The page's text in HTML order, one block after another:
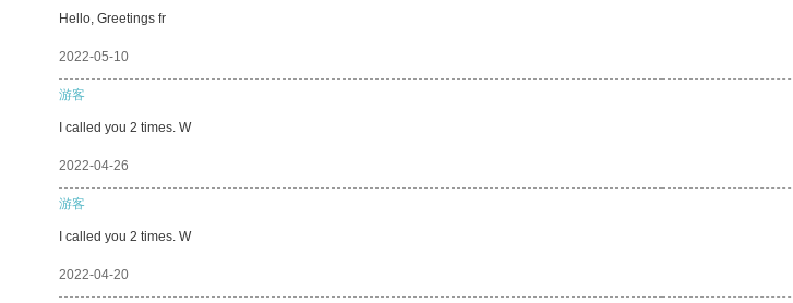
Hello, Greetings fr
2022-05-10
游客
I called you 2 times. W
2022-04-26
游客
I called you 2 times. W
2022-04-20